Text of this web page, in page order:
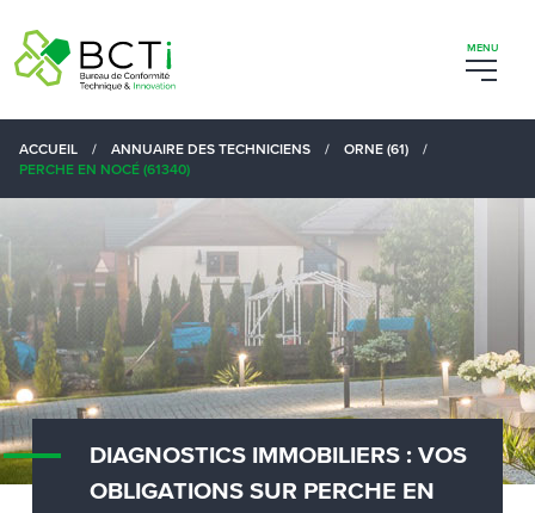
ACCUEIL / ANNUAIRE DES TECHNICIENS / ORNE (61)
/
PERCHE EN NOCÉ (61340)
DIAGNOSTICS IMMOBILIERS : VOS
OBLIGATIONS SUR PERCHE EN